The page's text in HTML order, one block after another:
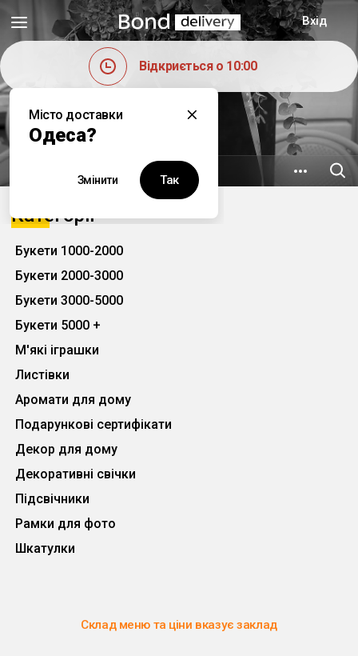
Місто доставки
Одеса?
Змінити Так
Вхід
Відкриється о 10:00
Tess
4.7 км
Категорії
Букети 1000-2000
Букети 2000-3000
Букети 3000-5000
Букети 5000 +
М'які іграшки
Листівки
Аромати для дому
Подарункові сертифікати
Декор для дому
Декоративні свічки
Підсвічники
Рамки для фото
Шкатулки
Склад меню та ціни вказує заклад